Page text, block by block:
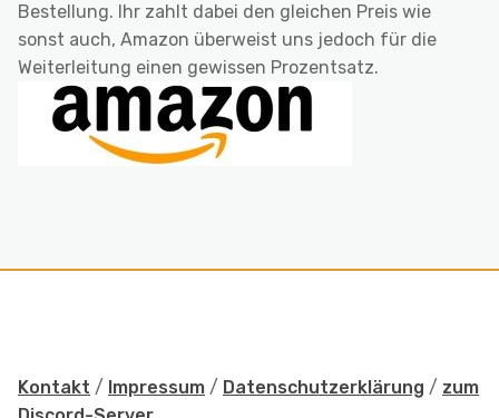
Bestellung. Ihr zahlt dabei den gleichen Preis wie
sonst auch, Amazon überweist uns jedoch für die
Weiterleitung einen gewissen Prozentsatz.
Kontakt / Impressum / Datenschutzerklärung / zum